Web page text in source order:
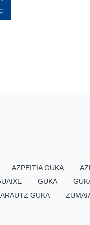
AZPEITIA GUKA
GUKA
GUKA